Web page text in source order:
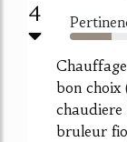
4
66%
bon choix
chaudiere
bruleur